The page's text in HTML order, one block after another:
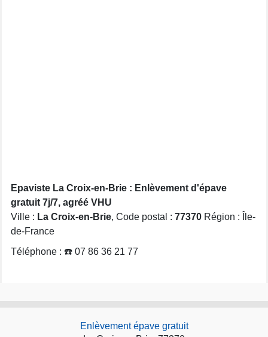
Epaviste La Croix-en-Brie : Enlèvement d'épave
gratuit 7j/7, agréé VHU
Ville : La Croix-en-Brie, Code postal : 77370 Région : Île-
de-France
Téléphone : ☎️ 07 86 36 21 77
Enlèvement épave gratuit